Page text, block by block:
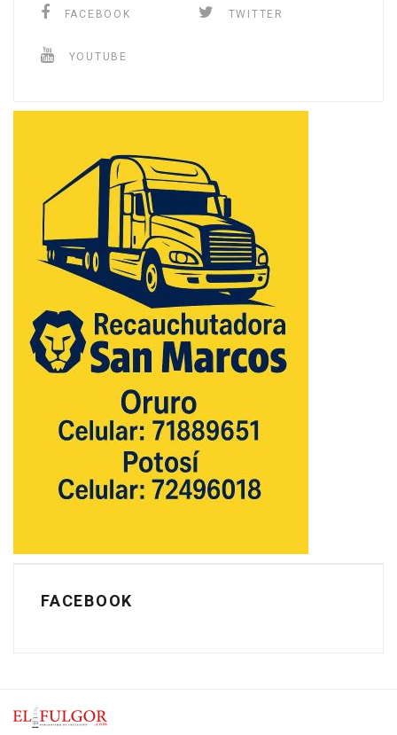
FACEBOOK TWITTER
YOUTUBE
FACEBOOK